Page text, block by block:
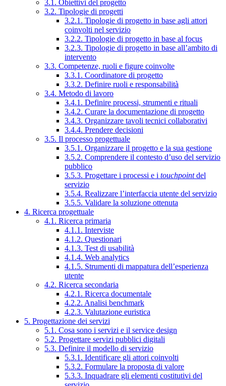
3.1. Obiettivi del progetto
3.2. Tipologie di progetti
3.2.1. Tipologie di progetto in base agli attori
coinvolti nel servizio
3.2.2. Tipologie di progetto in base al focus
3.2.3. Tipologie di progetto in base all’ambito di
intervento
3.3. Competenze, ruoli e figure coinvolte
3.3.1. Coordinatore di progetto
3.3.2. Definire ruoli e responsabilità
3.4. Metodo di lavoro
3.4.1. Definire processi, strumenti e rituali
3.4.2. Curare la documentazione di progetto
3.4.3. Organizzare tavoli tecnici collaborativi
3.4.4. Prendere decisioni
3.5. Il processo progettuale
3.5.1. Organizzare il progetto e la sua gestione
3.5.2. Comprendere il contesto d’uso del servizio
pubblico
3.5.3. Progettare i processi e i touchpointdel
servizio
3.5.4. Realizzare l’interfaccia utente del servizio
3.5.5. Validare la soluzione ottenuta
4. Ricerca progettuale
4.1. Ricerca primaria
4.1.1. Interviste
4.1.2. Questionari
4.1.3. Test di usabilità
4.1.4. Web analytics
4.1.5. Strumenti di mappatura dell’esperienza
utente
4.2. Ricerca secondaria
4.2.1. Ricerca documentale
4.2.2. Analisi benchmark
4.2.3. Valutazione euristica
5. Progettazione dei servizi
5.1. Cosa sono i servizi e il service design
5.2. Progettare servizi pubblici digitali
5.3. Definire il modello di servizio
5.3.1. Identificare gli attori coinvolti
5.3.2. Formulare la proposta di valore
5.3.3. Inquadrare gli elementi costitutivi del